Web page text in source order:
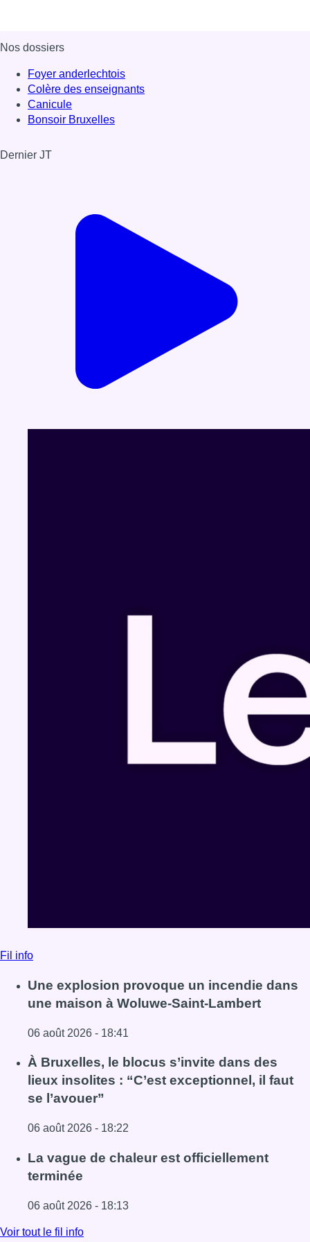
Nos dossiers
Foyer anderlechtois
Colère des enseignants
Canicule
Bonsoir Bruxelles
Dernier JT
Fil info
Une explosion provoque un incendie dans
une maison à Woluwe-Saint-Lambert
06 août 2026 - 18:41
Lire l'article Une explosion provoque un incendie dans
À Bruxelles, le blocus s’invite dans des
lieux insolites : “C’est exceptionnel, il faut
se l’avouer”
06 août 2026 - 18:22
Lire l'article À Bruxelles, le blocus s’invite dans des lieux
La vague de chaleur est officiellement
terminée
06 août 2026 - 18:13
Lire l'article La vague de chaleur est officiellement
Voir tout le fil info